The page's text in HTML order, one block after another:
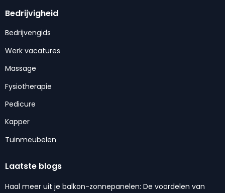
Bedrijvigheid
Bedrijvengids
Werk vacatures
Massage
Fysiotherapie
Pedicure
Kapper
Tuinmeubelen
Laatste blogs
Haal meer uit je balkon-zonnepanelen: De voordelen van